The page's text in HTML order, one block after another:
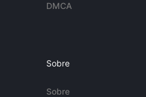
DMCA
Sobre
Sobre